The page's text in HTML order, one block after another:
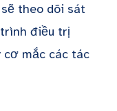
theo dõi sát
điều trị
cơ mắc các tác